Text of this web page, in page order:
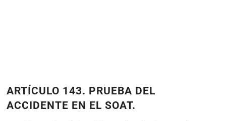
ARTÍCULO 143. PRUEBA DEL
ACCIDENTE EN EL SOAT.